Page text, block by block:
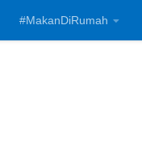
#MakanDiRumah